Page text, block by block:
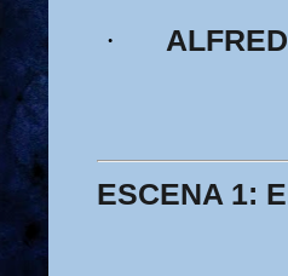
·
ESCENA 1: